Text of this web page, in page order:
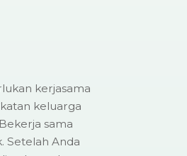
kerjasama
keluarga
sama
Setelah Anda